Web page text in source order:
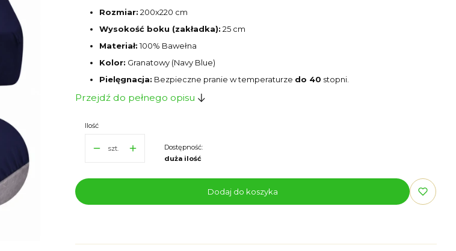
Rozmiar: 200x220 cm
Wysokość boku (zakładka): 25 cm
Materiał:100% Bawełna
Kolor: Granatowy (Navy Blue)
Pielęgnacja: Bezpieczne pranie w temperaturze do 40 stopni.
Przejdź do pełnego opisu
Ilość
szt.
Dostępność:
duża ilość
Dodaj do koszyka